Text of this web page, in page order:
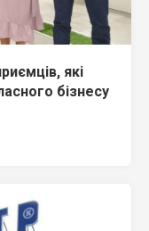
які
бізнесу